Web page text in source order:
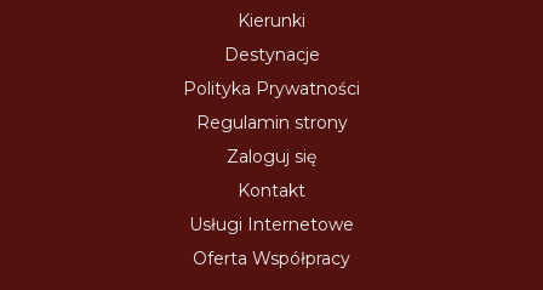
Kierunki
Destynacje
Polityka Prywatności
Regulamin strony
Zaloguj się
Kontakt
Usługi Internetowe
Oferta Współpracy